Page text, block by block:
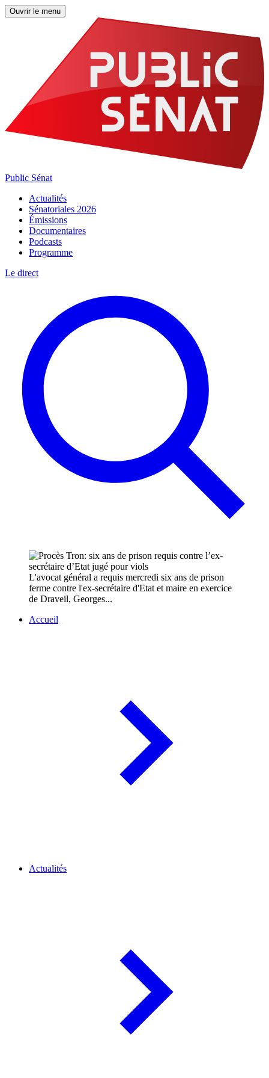
Ouvrir le menu
Public Sénat
Actualités
Sénatoriales 2026
Émissions
Documentaires
Podcasts
Programme
Le direct
L'avocat général a requis mercredi six ans de prison
ferme contre l'ex-secrétaire d'Etat et maire en exercice
de Draveil, Georges...
Accueil
Actualités